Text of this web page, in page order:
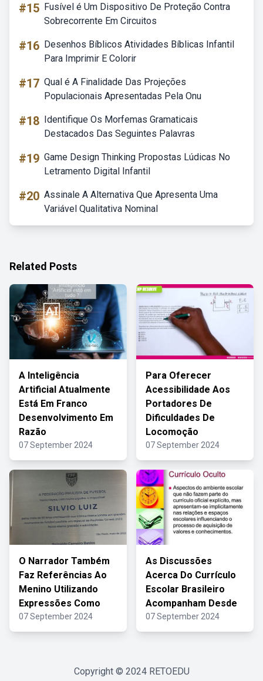
#15 Fusível é Um Dispositivo De Proteção Contra
Sobrecorrente Em Circuitos
#16 Desenhos Bíblicos Atividades Bíblicas Infantil
Para Imprimir E Colorir
#17 Qual é A Finalidade Das Projeções
Populacionais Apresentadas Pela Onu
#18 Identifique Os Morfemas Gramaticais
Destacados Das Seguintes Palavras
#19 Game Design Thinking Propostas Lúdicas No
Letramento Digital Infantil
#20 Assinale A Alternativa Que Apresenta Uma
Variável Qualitativa Nominal
Related Posts
A Inteligência
Artificial Atualmente
Está Em Franco
Desenvolvimento Em
Razão
07 September 2024
Para Oferecer
Acessibilidade Aos
Portadores De
Dificuldades De
Locomoção
07 September 2024
O Narrador Também
Faz Referências Ao
Menino Utilizando
Expressões Como
07 September 2024
As Discussões
Acerca Do Currículo
Escolar Brasileiro
Acompanham Desde
07 September 2024
Copyright © 2024 RETOEDU